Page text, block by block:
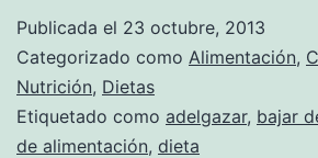
Publicada el 23 octubre, 2013
Categorizado como Alimentación,
Nutrición, Dietas
Etiquetado como adelgazar, bajar
de alimentación, dieta